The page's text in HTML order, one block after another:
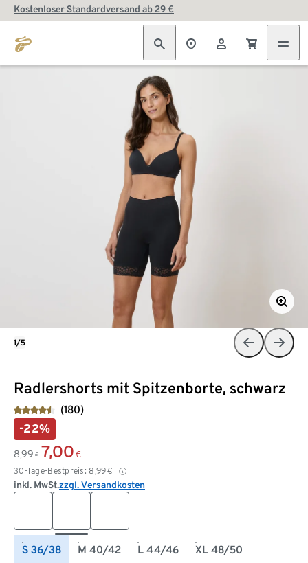
Kostenloser Standardversand ab 29 €
Radlershorts mit Spitzenborte, schwarz
(180)
-22%
8,99 € 7,00 €
30-Tage-Bestpreis: 8,99€
inkl. MwSt.zzgl. Versandkosten
S 36/38 M 40/42 L 44/46 XL 48/50
1/5